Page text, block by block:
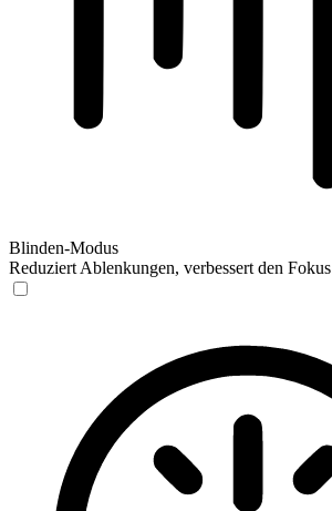
Blinden-Modus
Reduziert Ablenkungen, verbessert den Fokus